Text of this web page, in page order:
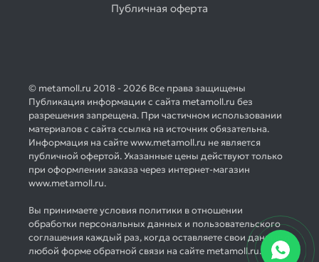
Публичная оферта
© metamoll.ru 2018 - 2026 Все права защищены
Публикация информации с сайта metamoll.ru без
разрешения запрещена. При частичном использовании
материалов с сайта ссылка на источник обязательна.
Информация на сайте www.metamoll.ru не является
публичной офертой. Указанные цены действуют только
при оформлении заказа через интернет-магазин
www.metamoll.ru.
Вы принимаете условия политики в отношении
обработки персональных данных и пользовательского
соглашения каждый раз, когда оставляете свои данные в
любой форме обратной связи на сайте metamoll.ru.